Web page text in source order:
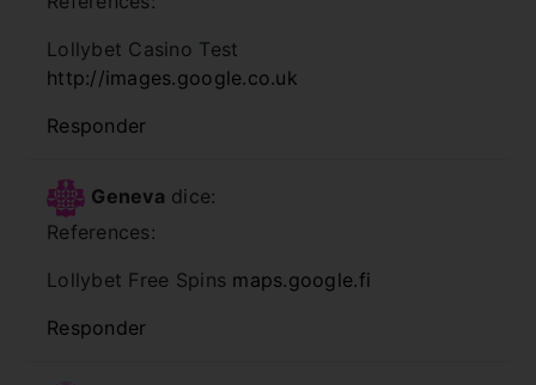
Lollybet Casino Test
http://images.google.co.uk
Responder
Geneva dice:
References:
Lollybet Free Spins maps.google.fi
Responder